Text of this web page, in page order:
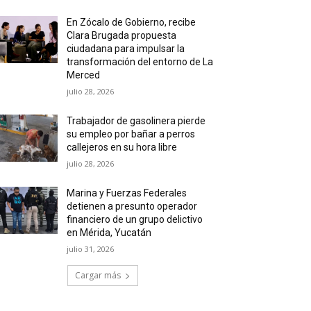
En Zócalo de Gobierno, recibe
Clara Brugada propuesta
ciudadana para impulsar la
transformación del entorno de La
Merced
julio 28, 2026
Trabajador de gasolinera pierde
su empleo por bañar a perros
callejeros en su hora libre
julio 28, 2026
Marina y Fuerzas Federales
detienen a presunto operador
financiero de un grupo delictivo
en Mérida, Yucatán
julio 31, 2026
Cargar más